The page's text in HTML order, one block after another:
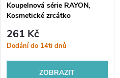
Koupelnová série RAYON,
Kosmetické zrcátko
261 Kč
Dodání do 14ti dnů
ZOBRAZIT